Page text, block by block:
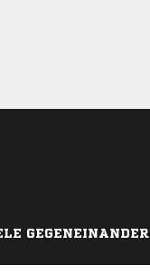
GEGENEINANDER